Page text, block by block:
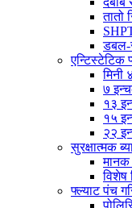
डबल-
एन्टिस्टेटिक
मिनी
७
१३
१५
२२
सुरक्षात्मक
मानक
विशेष
फ्ल्याट पंच